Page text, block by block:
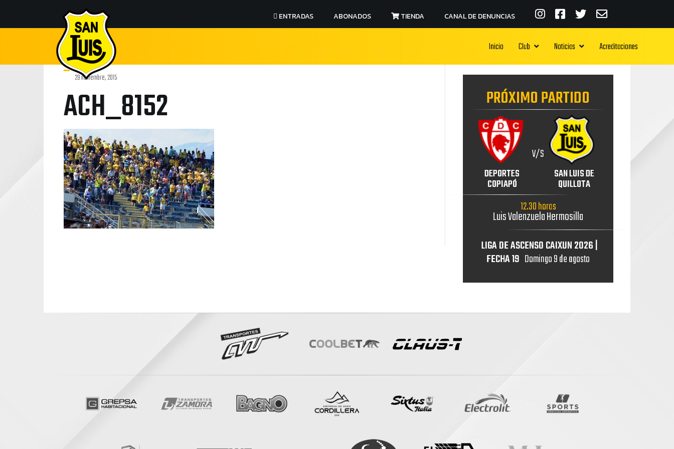
ENTRADAS ABONADOS TIENDA CANAL DE DENUNCIAS
Inicio Club Noticias Acreditaciones
29 noviembre, 2015
ACH_8152 PRÓXIMO PARTIDO
DEPORTES
COPIAPÓ
V/S
SAN LUIS DE
QUILLOTA
12.30 horas
Luis Valenzuela Hermosilla
LIGA DE ASCENSO CAIXUN 2026 |
FECHA 19 Domingo 9 de agosto